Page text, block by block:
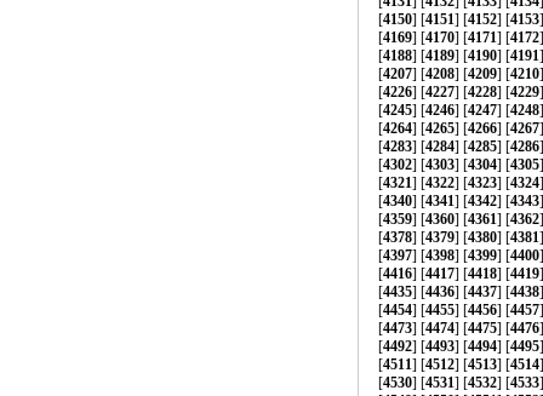
[4150] [4151] [4152] [4153
[4169] [4170] [4171] [4172
[4188] [4189] [4190] [4191
[4207] [4208] [4209] [4210
[4226] [4227] [4228] [4229
[4245] [4246] [4247] [4248
[4264] [4265] [4266] [4267
[4283] [4284] [4285] [4286
[4302] [4303] [4304] [4305
[4321] [4322] [4323] [4324
[4340] [4341] [4342] [4343
[4359] [4360] [4361] [4362
[4378] [4379] [4380] [4381
[4397] [4398] [4399] [4400
[4416] [4417] [4418] [4419
[4435] [4436] [4437] [4438
[4454] [4455] [4456] [4457
[4473] [4474] [4475] [4476
[4492] [4493] [4494] [4495
[4511] [4512] [4513] [4514
[4530] [4531] [4532] [4533